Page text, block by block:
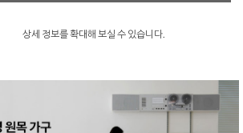
상세 정보를 확대해 보실 수 있습니다.